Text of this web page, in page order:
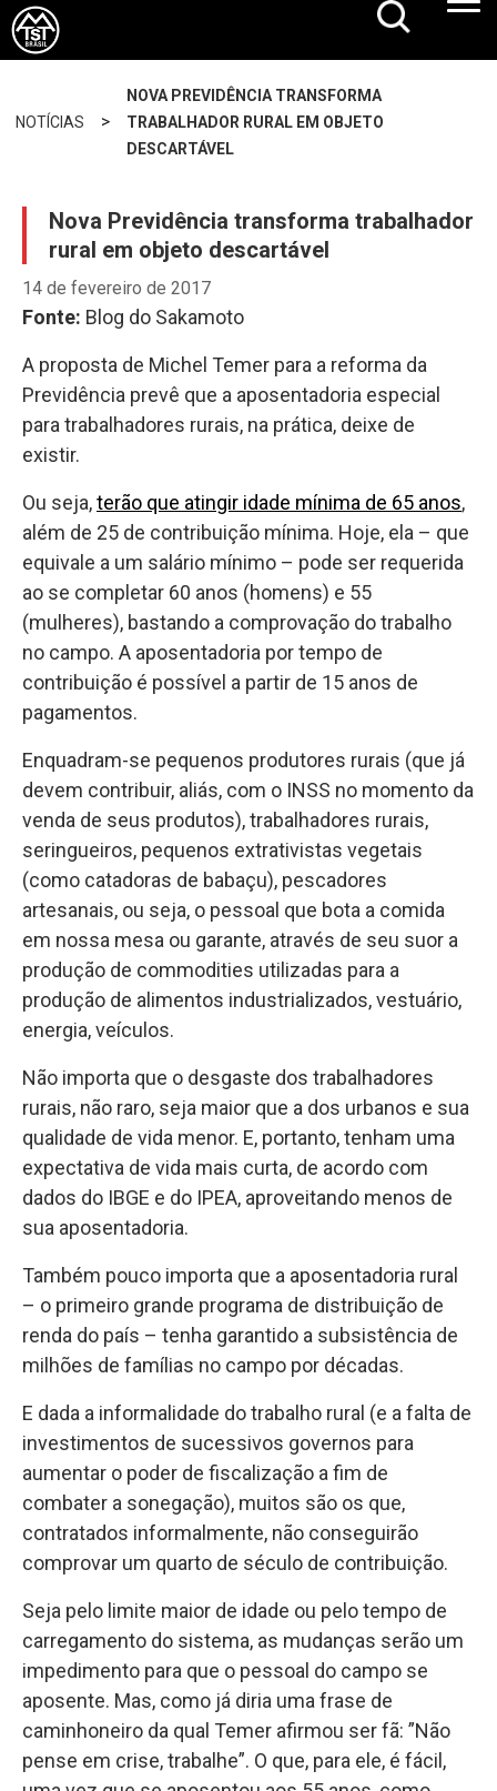
NOTÍCIAS >
NOVA PREVIDÊNCIA TRANSFORMA
TRABALHADOR RURAL EM OBJETO
DESCARTÁVEL
Nova Previdência transforma trabalhador
rural em objeto descartável
14 de fevereiro de 2017
Fonte: Blog do Sakamoto
A proposta de Michel Temer para a reforma da
Previdência prevê que a aposentadoria especial
para trabalhadores rurais, na prática, deixe de
existir.
Ou seja,terão que atingir idade mínima de 65 anos,
além de 25 de contribuição mínima. Hoje, ela – que
equivale a um salário mínimo – pode ser requerida
ao se completar 60 anos (homens) e 55
(mulheres), bastando a comprovação do trabalho
no campo. A aposentadoria por tempo de
contribuição é possível a partir de 15 anos de
pagamentos.
Enquadram-se pequenos produtores rurais (que já
devem contribuir, aliás, com o INSS no momento da
venda de seus produtos), trabalhadores rurais,
seringueiros, pequenos extrativistas vegetais
(como catadoras de babaçu), pescadores
artesanais, ou seja, o pessoal que bota a comida
em nossa mesa ou garante, através de seu suor a
produção de commodities utilizadas para a
produção de alimentos industrializados, vestuário,
energia, veículos.
Não importa que o desgaste dos trabalhadores
rurais, não raro, seja maior que a dos urbanos e sua
qualidade de vida menor. E, portanto, tenham uma
expectativa de vida mais curta, de acordo com
dados do IBGE e do IPEA, aproveitando menos de
sua aposentadoria.
Também pouco importa que a aposentadoria rural
– o primeiro grande programa de distribuição de
renda do país – tenha garantido a subsistência de
milhões de famílias no campo por décadas.
E dada a informalidade do trabalho rural (e a falta de
investimentos de sucessivos governos para
aumentar o poder de fiscalização a fim de
combater a sonegação), muitos são os que,
contratados informalmente, não conseguirão
comprovar um quarto de século de contribuição.
Seja pelo limite maior de idade ou pelo tempo de
carregamento do sistema, as mudanças serão um
impedimento para que o pessoal do campo se
aposente. Mas, como já diria uma frase de
caminhoneiro da qual Temer afirmou ser fã: ”Não
pense em crise, trabalhe”. O que, para ele, é fácil,